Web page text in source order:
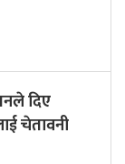
दिए
चेतावनी